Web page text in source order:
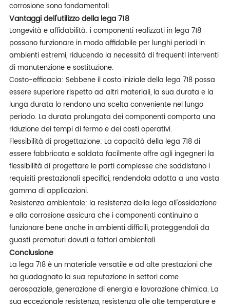
corrosione sono fondamentali.
Vantaggi dell'utilizzo della lega 718
Longevità e affidabilità: i componenti realizzati in lega 718
possono funzionare in modo affidabile per lunghi periodi in
ambienti estremi, riducendo la necessità di frequenti interventi
di manutenzione e sostituzione.
Costo-efficacia: Sebbene il costo iniziale della lega 718 possa
essere superiore rispetto ad altri materiali, la sua durata e la
lunga durata lo rendono una scelta conveniente nel lungo
periodo. La durata prolungata dei componenti comporta una
riduzione dei tempi di fermo e dei costi operativi.
Flessibilità di progettazione: La capacità della lega 718 di
essere fabbricata e saldata facilmente offre agli ingegneri la
flessibilità di progettare le parti complesse che soddisfano i
requisiti prestazionali specifici, rendendola adatta a una vasta
gamma di applicazioni.
Resistenza ambientale: la resistenza della lega all'ossidazione
e alla corrosione assicura che i componenti continuino a
funzionare bene anche in ambienti difficili, proteggendoli da
guasti prematuri dovuti a fattori ambientali.
Conclusione
La lega 718 è un materiale versatile e ad alte prestazioni che
ha guadagnato la sua reputazione in settori come
aerospaziale, generazione di energia e lavorazione chimica. La
sua eccezionale resistenza, resistenza alle alte temperature e